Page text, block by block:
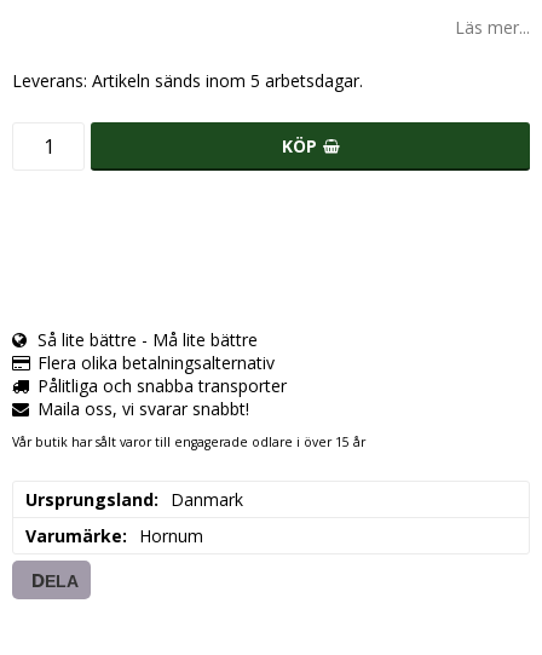
Läs mer...
Leverans: Artikeln sänds inom 5 arbetsdagar.
KÖP
Så lite bättre - Må lite bättre
Flera olika betalningsalternativ
Pålitliga och snabba transporter
Maila oss, vi svarar snabbt!
Vår butik har sålt varor till engagerade odlare i över 15 år
Ursprungsland
Danmark
Varumärke
Hornum
DELA